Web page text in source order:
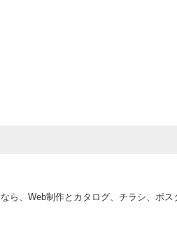
託を受けた者が法令の定める事務を
等の業務遂行上、個人情報の一部を
個人情報を使用させることはありませ
、Web制作とカタログ、チラシ、ポ